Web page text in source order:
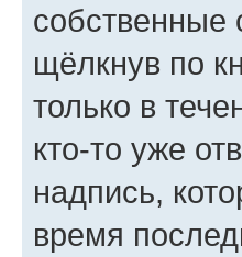
собственные
щёлкнув по
только в
кто-то уже
надпись,
время